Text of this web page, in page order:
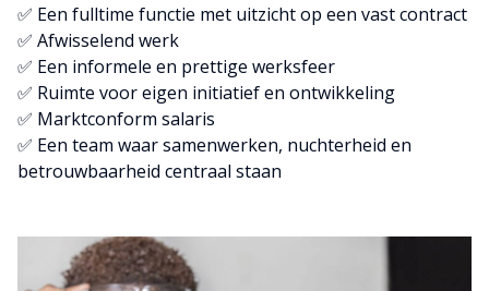
✅ Een fulltime functie met uitzicht op een vast contract
✅ Afwisselend werk
✅ Een informele en prettige werksfeer
✅ Ruimte voor eigen initiatief en ontwikkeling
✅ Marktconform salaris
✅ Een team waar samenwerken, nuchterheid en
betrouwbaarheid centraal staan